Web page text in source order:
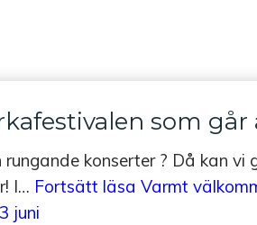
som går
konserter ? Då kan
I… Fortsätt läsa Varmt
juni